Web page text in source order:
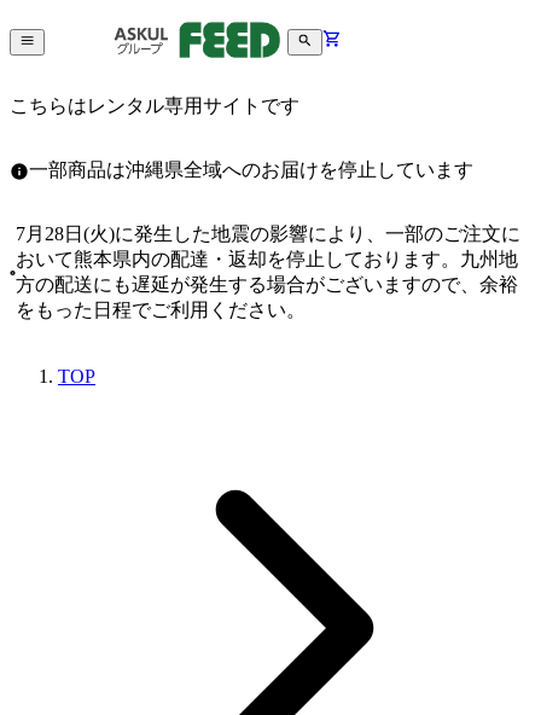
こちらはレンタル専用サイトです
一部商品は沖縄県全域へのお届けを停止しています
7月28日(火)に発生した地震の影響により、一部のご注文に
おいて熊本県内の配達・返却を停止しております。九州地
方の配送にも遅延が発生する場合がございますので、余裕
をもった日程でご利用ください。
TOP